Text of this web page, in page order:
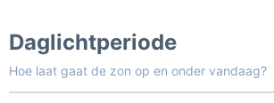
Daglichtperiode
Hoe laat gaat de zon op en onder vandaag?